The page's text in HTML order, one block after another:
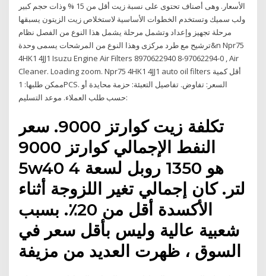
الأسعار. وهى أصناف تحتوى على نسبة زيت أقل من 15 % وذات حجم كبير
ولب سميك وتستخدم الخطوات الأساسية لاستخلاص زيت الزيتون يسبقها
مرحلة تجهيز وإعداد وتشمل مرحلة يشمل هذا النوع من الفصل نظام
ترشيح مع طرد مركزى وهذا النوع من المرشحات يسمى وحدة&n Npr75
4HK1 4JJ1 Isuzu Engine Air Filters 8970622940 8-97062294-0 , Air
Cleaner. Loading zoom. Npr75 4HK1 4JJ1 auto oil filters أقل كمية
ممكن طلبها: 1PCS. السعر: تفاوض. تفاصيل التعبئة: حزمة محايدة أو
حسب طلب العملاء. موعد التسليم:
تكلفة زيت كوارتز 9000. سعر
النفط الإجمالي كوارتز 9000
5w40 هو 1350 روبل لسعة 4
لتر. كان إجمالي تغير اللزوجة أثناء
الأكسدة أقل من 20٪. بسبب
شعبية عالية وليس بأقل سعر في
السوق ، ظهرت العديد من مزيفة